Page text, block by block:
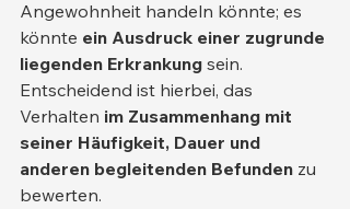
Angewohnheit handeln könnte; es
könnte ein Ausdruck einer zugrunde
liegenden Erkrankung sein.
Entscheidend ist hierbei, das
Verhalten im Zusammenhang mit
seiner Häufigkeit, Dauer und
anderen begleitenden Befunden zu
bewerten.